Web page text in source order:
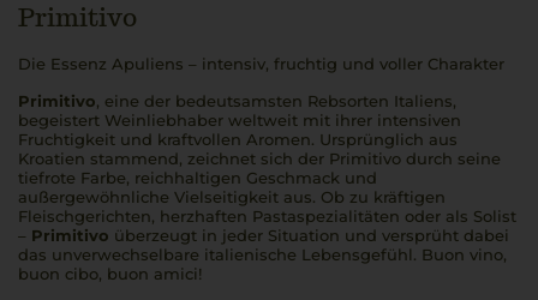
Primitivo
Die Essenz Apuliens – intensiv, fruchtig und voller Charakter
Primitivo, eine der bedeutsamsten Rebsorten Italiens,
begeistert Weinliebhaber weltweit mit ihrer intensiven
Fruchtigkeit und kraftvollen Aromen. Ursprünglich aus
Kroatien stammend, zeichnet sich der Primitivo durch seine
tiefrote Farbe, reichhaltigen Geschmack und
außergewöhnliche Vielseitigkeit aus. Ob zu kräftigen
Fleischgerichten, herzhaften Pastaspezialitäten oder als Solist
– Primitivo überzeugt in jeder Situation und versprüht dabei
das unverwechselbare italienische Lebensgefühl. Buon vino,
buon cibo, buon amici!